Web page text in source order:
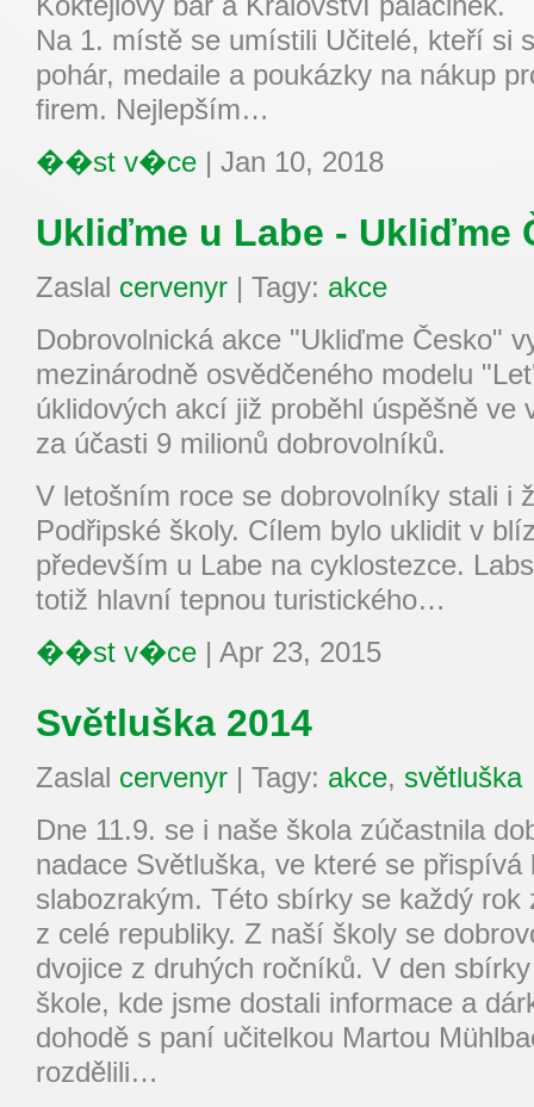
Na 1. místě se umístili Učitelé, kteří si
pohár, medaile a poukázky na nákup
firem. Nejlepším…
��st v�ce | Jan 10, 2018
Ukliďme u Labe - Ukliďme
Zaslal cervenyr | Tagy: akce
Dobrovolnická akce "Ukliďme Česko"
mezinárodně osvědčeného modelu
úklidových akcí již proběhl úspěšně ve
za účasti 9 milionů dobrovolníků.
V letošním roce se dobrovolníky stali i
Podřipské školy. Cílem bylo uklidit v
především u Labe na cyklostezce.
totiž hlavní tepnou turistického…
��st v�ce | Apr 23, 2015
Světluška 2014
Zaslal cervenyr | Tagy: akce, světluška
Dne 11.9. se i naše škola zúčastnila
nadace Světluška, ve které se přispívá
slabozrakým. Této sbírky se každý rok
z celé republiky. Z naší školy se
dvojice z druhých ročníků. V den
škole, kde jsme dostali informace a
dohodě s paní učitelkou Martou
rozdělili…